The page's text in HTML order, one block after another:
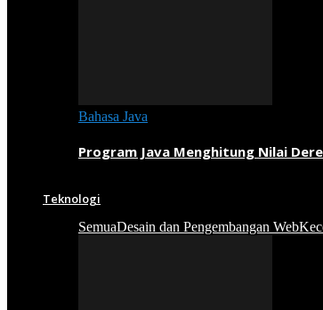
Bahasa Java
Program Java Menghitung Nilai
Teknologi
SemuaDesain dan Pengembangan Web